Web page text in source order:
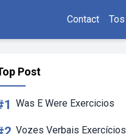
Contact Tos
Post
Was E Were Exercicios
Vozes Verbais Exercícios